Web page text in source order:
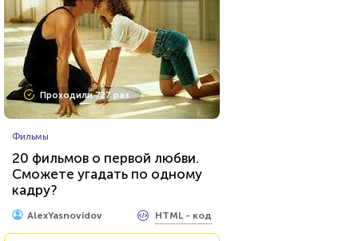
Проходили 727 раз
Фильмы
20 фильмов о первой любви.
Сможете угадать по одному
кадру?
AlexYasnovidov HTML - код